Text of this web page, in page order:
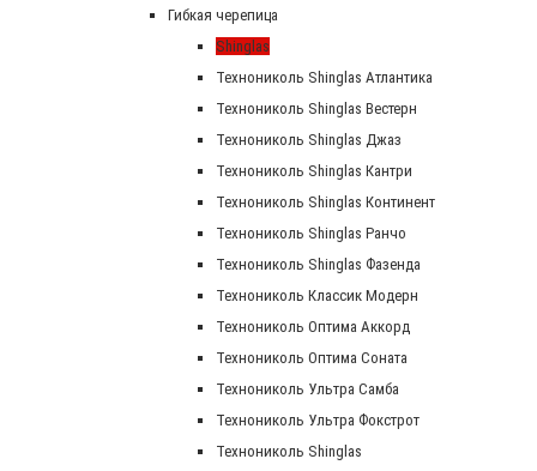
Гибкая черепица
Shinglas
Технониколь Shinglas Атлантика
Технониколь Shinglas Вестерн
Технониколь Shinglas Джаз
Технониколь Shinglas Кантри
Технониколь Shinglas Континент
Технониколь Shinglas Ранчо
Технониколь Shinglas Фазенда
Технониколь Классик Модерн
Технониколь Оптима Аккорд
Технониколь Оптима Соната
Технониколь Ультра Самба
Технониколь Ультра Фокстрот
Технониколь Shinglas